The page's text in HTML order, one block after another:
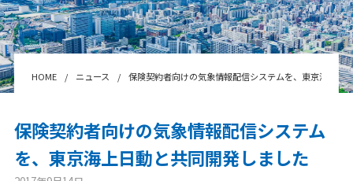
システムインテグレーション
セミナー・スクール
Webサービス・アプリ
ニュース
HOME ニュース 保険契約者向けの気象情報配信システムを、東京海上日
保険契約者向けの気象情報配信システム
を、東京海上日動と共同開発しました